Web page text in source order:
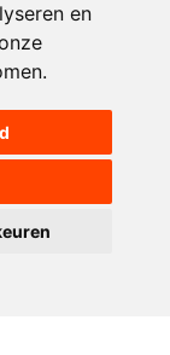
en